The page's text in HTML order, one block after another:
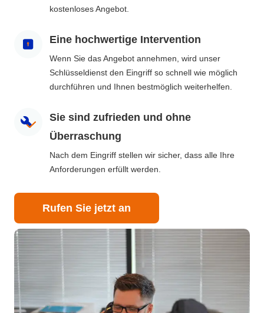
kostenloses Angebot.
Eine hochwertige Intervention
Wenn Sie das Angebot annehmen, wird unser
Schlüsseldienst den Eingriff so schnell wie möglich
durchführen und Ihnen bestmöglich weiterhelfen.
Sie sind zufrieden und ohne
Überraschung
Nach dem Eingriff stellen wir sicher, dass alle Ihre
Anforderungen erfüllt werden.
Rufen Sie jetzt an